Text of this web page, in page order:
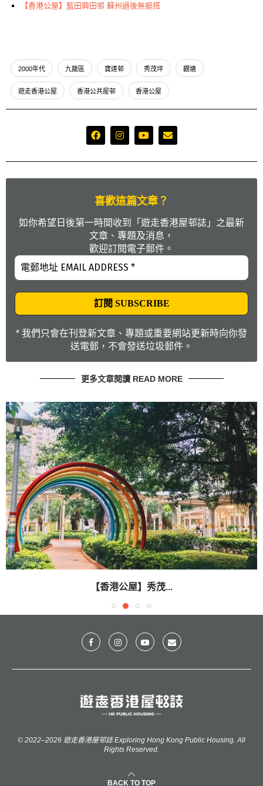
【香港公屋】藍田興田邨 蘇州過後無艇搭
2000年代 九龍區 寶達邨 秀茂坪 觀塘
遊走香港公屋 香港公共屋邨 香港公屋
喜歡這篇文章？
如你希望日後第一時間收到「遊走香港屋邨誌」之最新
文章、專題及消息，
歡迎訂閱電子郵件。
* 我們只會在刊登新文章、專題或重要網站更新時向你發
送電郵，不會發送垃圾郵件。
更多文章閱讀 READ MORE
【香港公屋】秀茂...
© 2022–2026 遊走香港屋邨誌 Exploring Hong Kong Public Housing. All
Rights Reserved.
BACK TO TOP